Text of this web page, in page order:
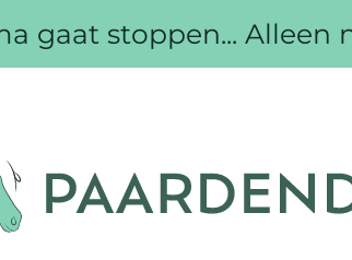
gaat stoppen... Alleen